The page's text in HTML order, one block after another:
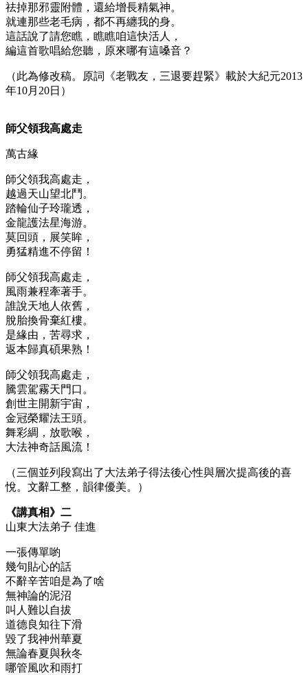
祛掉那邪靈附體，還給增長精氣神。
就連那些老毛病，都不再纏我的身。
這話說了請您瞧，瞧瞧咱這快活人，
編這首歌唱給您聽，原來哪有這嗓音？
（此為修改稿。原詞《老戰友，三退要趕緊》載於大紀元2013
年10月20日）
師父領我高處走
萬古緣
師父領我高處走，
越過天山望北鬥。
踏輪仙子玲瓏透，
金龍護法星海游。
莫回頭，展笑眸，
勇猛精進不停留！
師父領我高處走，
風雨兼程牽著手。
誰說天地人依舊，
脫胎換骨棄紅樓。
是緣由，苦尋求，
返本歸真碩果熟！
師父領我高處走，
騰雲駕霧天門口。
創世主開新宇宙，
金冠榮耀法王頭。
舞彩綢，放歌喉，
大法神奇話風流！
（三個並列段寫出了大法弟子得法後心性與層次提高後的喜
悅。文辭工整，韻律優美。）
《講真相》二
山東大法弟子 佳進
一張傳單喲
幾句貼心的話
不辭辛苦咱是為了啥
無神論的泥沼
叫人難以自拔
道德良知往下滑
毀了我神州華夏
無論春夏與秋冬
哪管風吹和雨打